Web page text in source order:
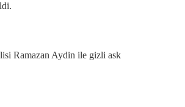
Ramazan Aydin ile gizli ask